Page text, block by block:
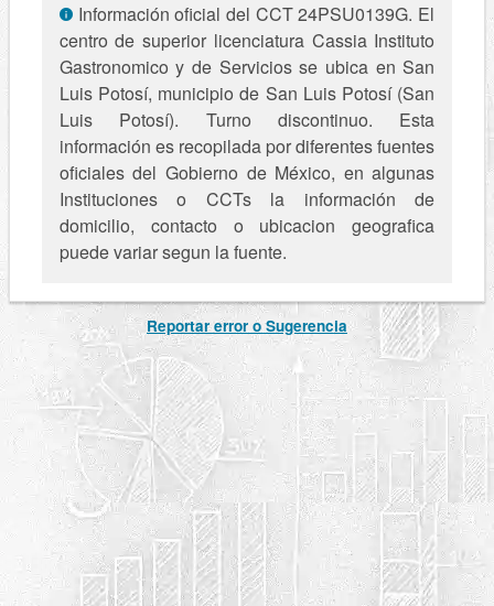
Información oficial del CCT 24PSU0139G. El
centro de superior licenciatura Cassia Instituto
Gastronomico y de Servicios se ubica en San
Luis Potosí, municipio de San Luis Potosí (San
Luis Potosí). Turno discontinuo. Esta
información es recopilada por diferentes fuentes
oficiales del Gobierno de México, en algunas
Instituciones o CCTs la información de
domicilio, contacto o ubicacion geografica
puede variar segun la fuente.
Reportar error o Sugerencia